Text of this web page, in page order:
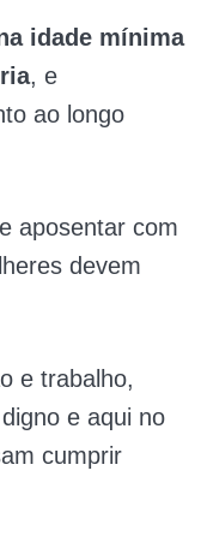
idade mínima
, e
ao longo
aposentar com
devem
e trabalho,
e aqui no
cumprir